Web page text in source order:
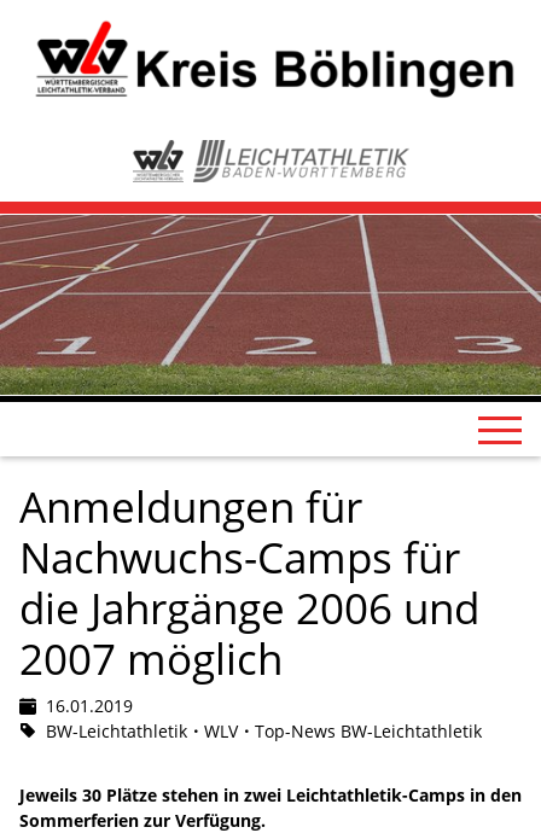
Anmeldungen für
Nachwuchs-Camps für
die Jahrgänge 2006 und
2007 möglich
16.01.2019
BW-Leichtathletik
WLV Top-News BW-Leichtathletik
Jeweils 30 Plätze stehen in zwei Leichtathletik-Camps in den
Sommerferien zur Verfügung.